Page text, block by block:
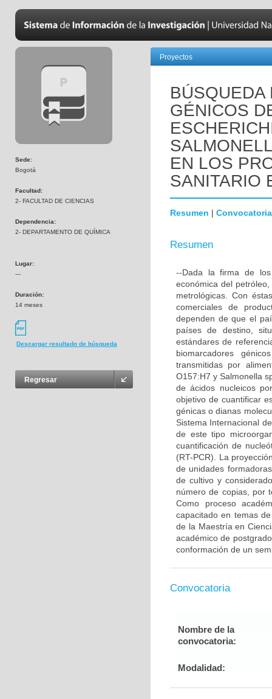
Sede:
Bogotá
Facultad:
2- FACULTAD DE CIENCIAS
Dependencia:
2- DEPARTAMENTO DE QUÍMICA
Lugar:
---
Duración:
14 meses
Descargar resultado de búsqueda
Regresar
Proyectos
BÚSQUEDA
GÉNICOS
EN LOS
SANITARIO
Resumen | Convocatoria
Resumen
--Dada la firma de
económica del
metrológicas. Con
comerciales de
dependen de que el
países de destino,
estándares de
biomarcadores
transmitidas por
O157:H7 y Salmonella
de ácidos nucleicos
objetivo de cuantificar
génicas o dianas
Sistema Internacional
de este tipo
cuantificación de
(RT-PCR). La
de unidades
de cultivo y
número de copias, por
Como proceso
capacitado en temas
de la Maestría en
académico de
conformación de un
Convocatoria
Nombre de la
convocatoria:
Modalidad: